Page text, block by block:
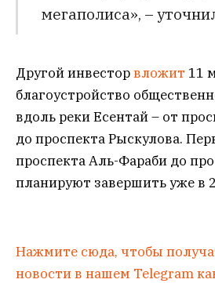
мегаполиса», –
Другой инвесторвложит 11
благоустройство
вдоль реки Есентай – от
до проспекта Рыскулова.
проспекта Аль-Фараби до
планируют завершить уже в
Нажмите сюда, чтобы
новости в нашем Telegram